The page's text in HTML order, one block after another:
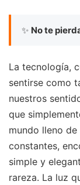
✨ No te
La tecnología,
sentirse como
nuestros
que
mundo lleno
constantes,
simple y
rareza. La luz